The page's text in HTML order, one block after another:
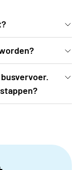
EUR (ipv 46
zicht op
waar o.a.
12 juni 2026 of
midden